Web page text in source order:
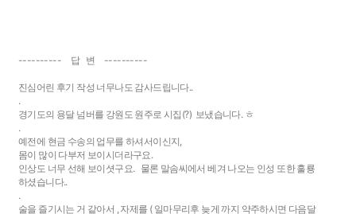
---------- 답 변 ----------
진심어린 후기 작성 너무나도 감사드립니다..
.
경기도의 용달 넘버를 강원도 원주로 시집(?) 보냈습니다. ㅎ
.
예전에 현금 수송의 업무를 하셔서이신지,
몸이 많이 다부저 보이시더라구요.
인상도 너무 선해 보이셧구요. 물론 말솜씨에서 베겨 나오는 인성 또한 훌룡
하셨습니다..
.
술을 즐기시는 거 같아서 , 자제를 ( 일마무리후 늦게 까지 약주하시면 다음달